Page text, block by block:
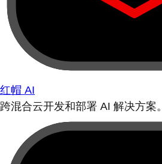
红帽 AI
跨混合云开发和部署 AI 解决方案。